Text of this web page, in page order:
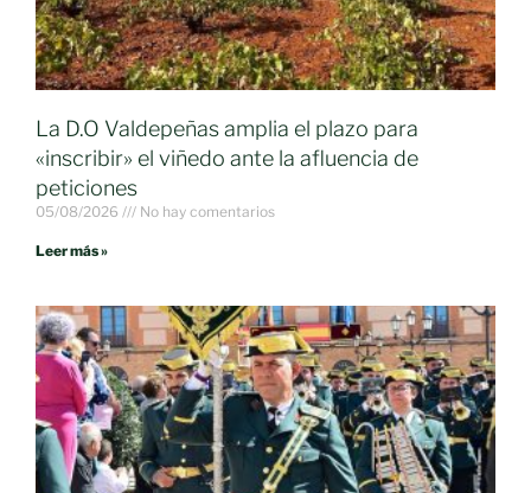
La D.O Valdepeñas amplia el plazo para
«inscribir» el viñedo ante la afluencia de
peticiones
05/08/2026 No hay comentarios
Leer más »